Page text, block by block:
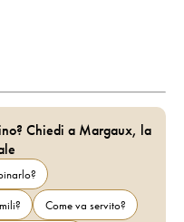
Chiedi a Margaux, la
Come va servito?